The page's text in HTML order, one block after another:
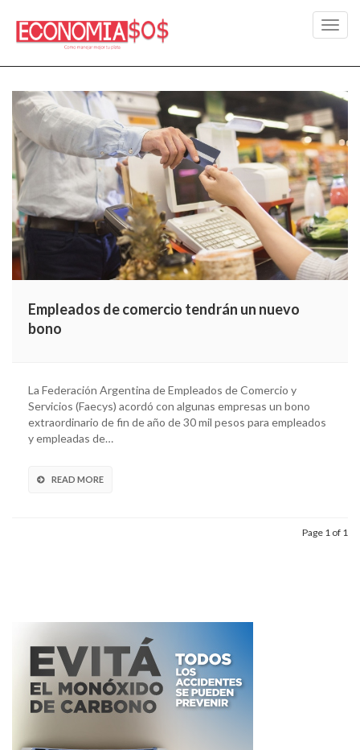
Empleados de comercio tendrán un nuevo
bono
La Federación Argentina de Empleados de Comercio y
Servicios (Faecys) acordó con algunas empresas un bono
extraordinario de fin de año de 30 mil pesos para empleados
y empleadas de…
READ MORE
Page 1 of 1